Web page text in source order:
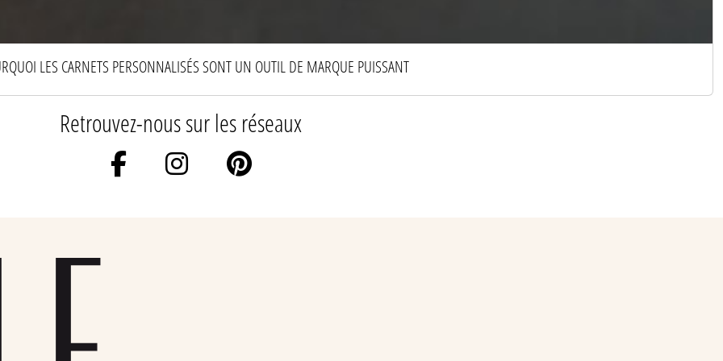
LES CARNETS PERSONNALISÉS SONT UN OUTIL DE MARQUE PUISSANT
Retrouvez-nous sur les réseaux